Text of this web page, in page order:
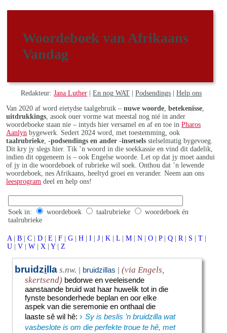
Woordeboek van Afrikaans
Vandag
Redakteur:Jana Luther |En nog WAT |Podsendings |Help ons
Van 2020 af word eietydse taalgebruik –nuwe woorde ,betekenisse
uitdrukkings , asook ouer vorme wat meestal nog nié in ander
woordeboeke staan nie – intyds hier versamel en af en toe inPharos
Aanlyn bygewerk. Sedert 2024 word, met toestemming, ook
taalrubrieke ,-podsendings en ander -insetsels stelselmatig bygevoeg.
Dit kry jy slegs hier. Tik ’n woord in die soekkassie en vind dit dadelik,
indien dit opgeneem is – ook Engelse woorde. Let op dat jy moet aandui
of jy in die woordeboek of rubrieke wil soek. Onthou dat ’n lewende
woordeboek, nes Afrikaans, heeltyd groei en verander. Neem aan ons
leesprogram deel en help ons!
Soek in: woordeboek taalrubrieke
woordeboek én
taalrubrieke
A | B | C | D | E | F | G | H | I | J | K | L | M | N | O | P | Q | R | S | T |
U | V | W | X | Y | Z
bruidzilla s.nw. | bruidzillas | (via Engels,
skertsend) bedorwe en veeleisende
aanstaande bruid wat haar huwelik tot in die
fynste besonderhede beplan en oor elke
aspek van die seremonie en onthaal die
laaste sê wil hê:› Sy is beslis ’n bruidzilla wat
vasbeslote is om die perfekte troue te hê, met